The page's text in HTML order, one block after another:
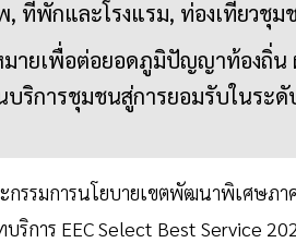
, ที่พักและโรงแรม, ท่องเที่ยวชุ
มายเพื่อต่อยอดภูมิปัญญาท้องถิ่น
บริการชุมชนสู่การยอมรับในระ
รรมการนโยบายเขตพัฒนาพิเศษภ
าร EEC Select Best Service